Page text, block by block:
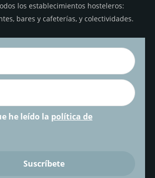
los establecimientos hosteleros:
bares y cafeterías, y colectividades.
he leído la política de